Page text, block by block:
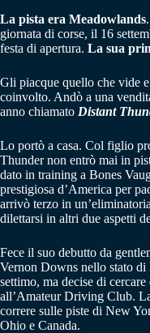
La pista era Meadowlands
giornata di corse, il 16
festa di apertura. La sua
Gli piacque quello che vide e
coinvolto. Andò a una
anno chiamato Distant
Lo portò a casa. Col figlio
Thunder non entrò mai in
dato in training a Bones
prestigiosa d’America per
arrivò terzo in
dilettarsi in altri due aspetti
Fece il suo debutto da
Vernon Downs nello stato
settimo, ma decise di
all’Amateur Driving Club.
correre sulle piste di New
Ohio e Canada.